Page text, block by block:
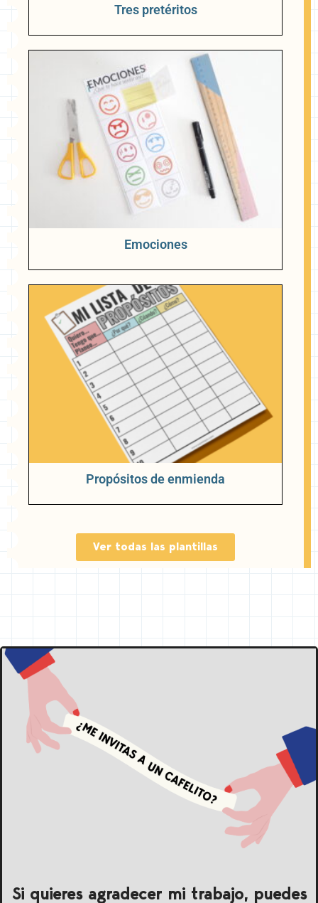
Tres pretéritos
Emociones
Propósitos de enmienda
Ver todas las plantillas
Si quieres agradecer mi trabajo, puedes